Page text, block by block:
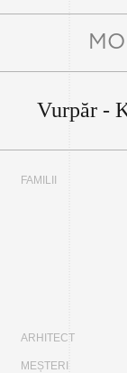
Vurpăr -
FAMILII
ARHITECT
MEȘTERI